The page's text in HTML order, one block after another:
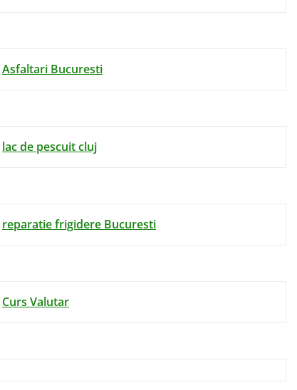
Asfaltari Bucuresti
lac de pescuit cluj
reparatie frigidere Bucuresti
Curs Valutar